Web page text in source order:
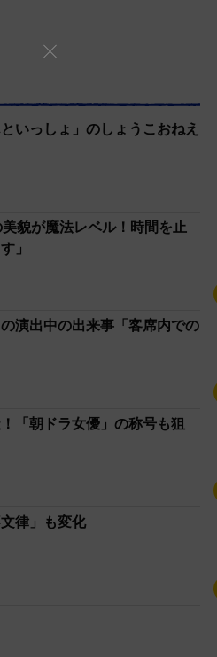
いっしょ」のしょうこおねえ
貌が魔法レベル！時間を止
」
演出中の出来事「客席内での
「朝ドラ女優」の称号も狙
律」も変化